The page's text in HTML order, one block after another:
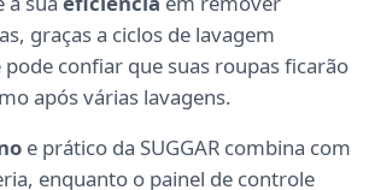
graças a ciclos de lavagem
confiar que suas roupas ficarão
após várias lavagens.
e prático da SUGGAR combina com
enquanto o painel de controle